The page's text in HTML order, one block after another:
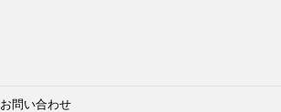
お問い合わせ